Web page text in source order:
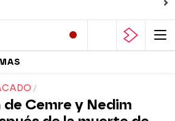
de Cemre y Nedim